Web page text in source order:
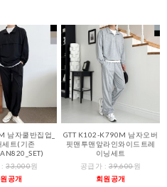
남자쿨반집업_
세트(기존
:33,000원
공개
GTT K102-K790M 남자오버
핏맨투맨앞라인와이드트레
이닝세트
공급가 : 39,600원
회원공개